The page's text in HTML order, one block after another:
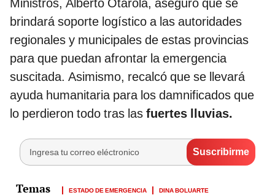
brindará soporte logístico a las autoridades
regionales y municipales de estas provincias
para que puedan afrontar la emergencia
suscitada. Asimismo, recalcó que se llevará
ayuda humanitaria para los damnificados que
lo perdieron todo tras las fuertes lluvias.
ESTADO DE EMERGENCIA
DINA BOLUARTE